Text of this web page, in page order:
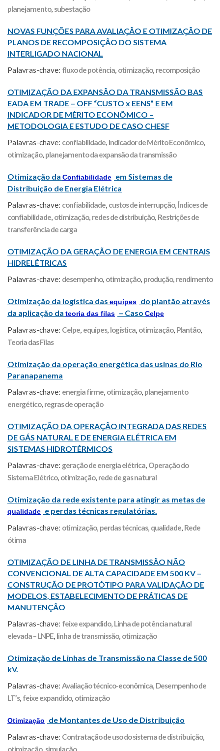
planejamento, subestação
NOVAS FUNÇÕES PARA AVALIAÇÃO E OTIMIZAÇÃO DE
PLANOS DE RECOMPOSIÇÃO DO SISTEMA
INTERLIGADO NACIONAL
Palavras-chave: fluxo de potência, otimização, recomposição
OTIMIZAÇÃO DA EXPANSÃO DA TRANSMISSÃO BAS
EADA EM TRADE – OFF “CUSTO x EENS” E EM
INDICADOR DE MÉRITO ECONÔMICO –
METODOLOGIA E ESTUDO DE CASO CHESF
Palavras-chave: confiabilidade, Indicador de Mérito Econômico,
otimização, planejamento da expansão da transmissão
Otimização da Confiabilidade em Sistemas de
Distribuição de Energia Elétrica
Palavras-chave: confiabilidade, custos de interrupção, Índices de
confiabilidade, otimização, redes de distribuição, Restrições de
transferência de carga
OTIMIZAÇÃO DA GERAÇÃO DE ENERGIA EM CENTRAIS
HIDRELÉTRICAS
Palavras-chave: desempenho, otimização, produção, rendimento
Otimização da logística das equipes do plantão através
da aplicação da teoria das filas – Caso Celpe
Palavras-chave: Celpe, equipes, logística, otimização, Plantão,
Teoria das Filas
Otimização da operação energética das usinas do Rio
Paranapanema
Palavras-chave: energia firme, otimização, planejamento
energético, regras de operação
OTIMIZAÇÃO DA OPERAÇÃO INTEGRADA DAS REDES
DE GÁS NATURAL E DE ENERGIA ELÉTRICA EM
SISTEMAS HIDROTÉRMICOS
Palavras-chave: geração de energia elétrica, Operação do
Sistema Elétrico, otimização, rede de gas natural
Otimização da rede existente para atingir as metas de
qualidade e perdas técnicas regulatórias.
Palavras-chave: otimização, perdas técnicas, qualidade, Rede
ótima
OTIMIZAÇÃO DE LINHA DE TRANSMISSÃO NÃO
CONVENCIONAL DE ALTA CAPACIDADE EM 500 KV –
CONSTRUÇÃO DE PROTÓTIPO PARA VALIDAÇÃO DE
MODELOS, ESTABELECIMENTO DE PRÁTICAS DE
MANUTENÇÃO
Palavras-chave: feixe expandido, Linha de potência natural
elevada – LNPE, linha de transmissão, otimização
Otimização de Linhas de Transmissão na Classe de 500
kV.
Palavras-chave: Avaliação técnico-econômica, Desempenho de
LT’s, feixe expandido, otimização
Otimização de Montantes de Uso de Distribuição
Palavras-chave: Contratação de uso do sistema de distribuição,
otimização, simulação